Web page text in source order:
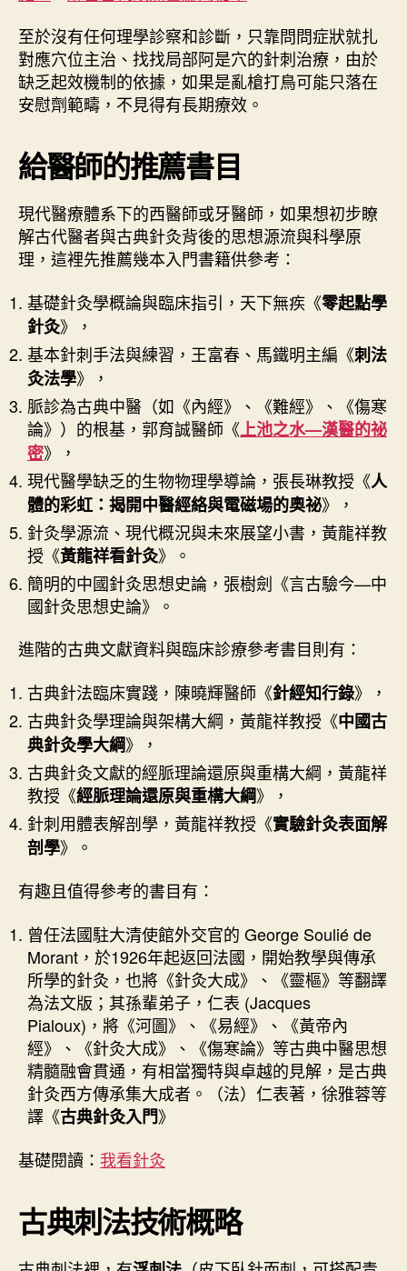
至於沒有任何理學診察和診斷，只靠問問症狀就扎
對應穴位主治、找找局部阿是穴的針刺治療，由於
缺乏起效機制的依據，如果是亂槍打鳥可能只落在
安慰劑範疇，不見得有長期療效。
給醫師的推薦書目
現代醫療體系下的西醫師或牙醫師，如果想初步瞭
解古代醫者與古典針灸背後的思想源流與科學原
理，這裡先推薦幾本入門書籍供參考：
基礎針灸學概論與臨床指引，天下無疾《零起點學
針灸》，
基本針刺手法與練習，王富春、馬鐵明主編《刺法
灸法學》，
脈診為古典中醫（如《內經》、《難經》、《傷寒
論》）的根基，郭育誠醫師《上池之水—漢醫的祕
密》，
現代醫學缺乏的生物物理學導論，張長琳教授《人
體的彩虹：揭開中醫經絡與電磁場的奧祕》，
針灸學源流、現代概況與未來展望小書，黃龍祥教
授《黃龍祥看針灸》。
簡明的中國針灸思想史論，張樹劍《言古驗今—中
國針灸思想史論》。
進階的古典文獻資料與臨床診療參考書目則有：
古典針法臨床實踐，陳曉輝醫師《針經知行錄》，
古典針灸學理論與架構大綱，黃龍祥教授《中國古
典針灸學大綱》，
古典針灸文獻的經脈理論還原與重構大綱，黃龍祥
教授《經脈理論還原與重構大綱》，
針刺用體表解剖學，黃龍祥教授《實驗針灸表面解
剖學》。
有趣且值得參考的書目有：
曾任法國駐大清使館外交官的 George Soulié de
Morant，於1926年起返回法國，開始教學與傳承
所學的針灸，也將《針灸大成》、《靈樞》等翻譯
為法文版；其孫輩弟子，仁表 (Jacques
Pialoux)，將《河圖》、《易經》、《黃帝內
經》、《針灸大成》、《傷寒論》等古典中醫思想
精髓融會貫通，有相當獨特與卓越的見解，是古典
針灸西方傳承集大成者。（法）仁表著，徐雅蓉等
譯《古典針灸入門》
基礎閱讀： 我看針灸
古典刺法技術概略